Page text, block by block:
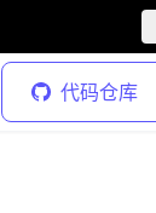
代码仓库